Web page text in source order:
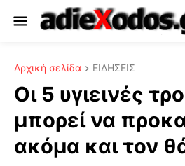
Αρχική σελίδα ΕΙΔΗΣΕΙΣ
Οι 5 υγιεινές
μπορεί να
ακόμα και τον